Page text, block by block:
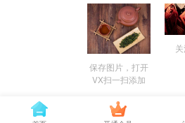
保存图片，打开
VX扫一扫添加